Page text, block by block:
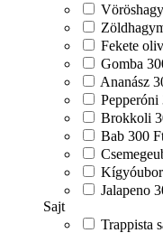
Fekete
Gomba
Ananász
Pepperóni
Brokkoli
Bab 300
Jalapeno
Sajt
Trappista